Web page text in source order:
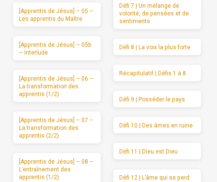
[Apprentis de Jésus] – 05 –
Les apprentis du Maître
[Apprentis de Jésus] – 05b
– Interlude
[Apprentis de Jésus] – 06 –
La transformation des
apprentis (1/2)
[Apprentis de Jésus] – 07 –
La transformation des
apprentis (2/2)
[Apprentis de Jésus] – 08 –
L’entraînement des
apprentis (1/2)
Défi 7 | Un mélange de
volonté, de pensées et de
sentiments
Défi 8 | La voix la plus forte
Récapitulatif | Défis 1 à 8
Défi 9 | Posséder le pays
Défi 10 | Des âmes en ruine
Défi 11 | Dieu est Dieu
Défi 12 | L’âme qui se perd